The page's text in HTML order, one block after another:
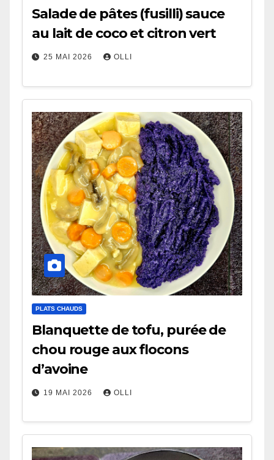
Salade de pâtes (fusilli) sauce
au lait de coco et citron vert
25 MAI 2026 OLLI
PLATS CHAUDS
Blanquette de tofu, purée de
chou rouge aux flocons
d’avoine
19 MAI 2026 OLLI